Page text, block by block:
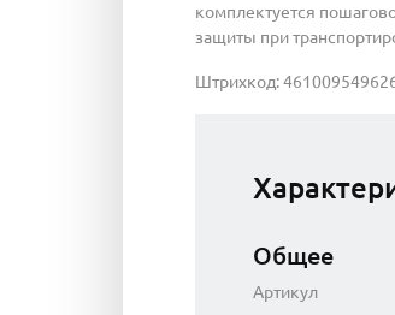
комплектуется
защиты при
Штрихкод:
Общее
Артикул